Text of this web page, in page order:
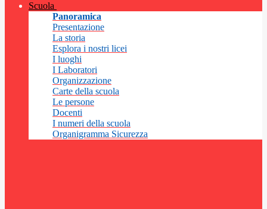
Scuola
Panoramica
Presentazione
La storia
Esplora i nostri licei
I luoghi
I Laboratori
Organizzazione
Carte della scuola
Le persone
Docenti
I numeri della scuola
Organigramma Sicurezza